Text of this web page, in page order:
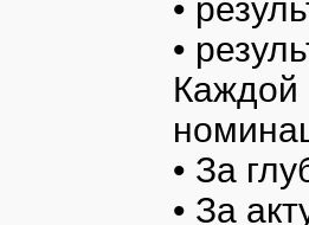
•
•
• За
• За